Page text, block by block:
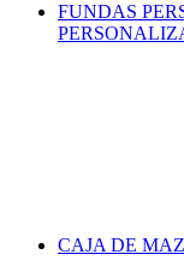
FUNDAS
CAJA DE